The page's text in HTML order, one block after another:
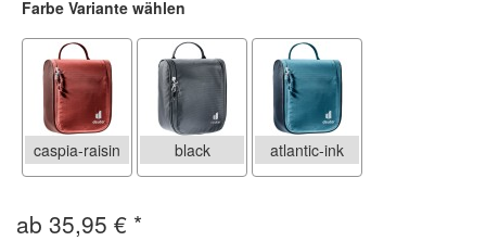
Farbe Variante wählen
caspia-raisin black atlantic-ink
ab 35,95 € *